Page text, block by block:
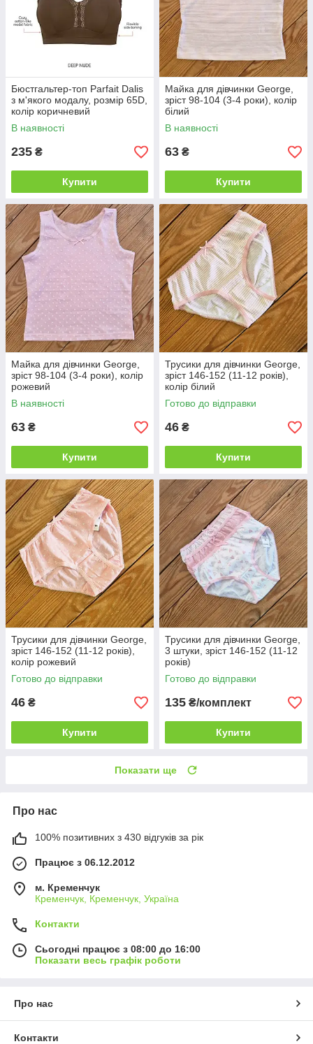
Бюстгальтер-топ Parfait Dalis
з м'якого модалу, розмір 65D,
колір коричневий
В наявності
235 ₴
Купити
Майка для дівчинки George,
зріст 98-104 (3-4 роки), колір
білий
В наявності
63 ₴
Купити
Майка для дівчинки George,
зріст 98-104 (3-4 роки), колір
рожевий
В наявності
63 ₴
Купити
Трусики для дівчинки George,
зріст 146-152 (11-12 років),
колір білий
Готово до відправки
46 ₴
Купити
Трусики для дівчинки George,
зріст 146-152 (11-12 років),
колір рожевий
Готово до відправки
46 ₴
Купити
Трусики для дівчинки George,
3 штуки, зріст 146-152 (11-12
років)
Готово до відправки
135 ₴/комплект
Купити
Показати ще
Про нас
100% позитивних з 430 відгуків за рік
Працює з 06.12.2012
м. Кременчук
Кременчук, Кременчук, Україна
Контакти
Сьогодні працює з 08:00 до 16:00
Показати весь графік роботи
Про нас
Контакти